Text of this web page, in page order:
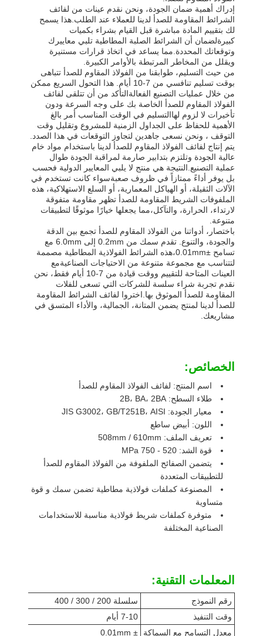
إدراك أهمية ضمان الجودة، ونحن نقدم عينات من لفائف
الشرائط المقاومة للصدأ لدينا للعملاء عند الطلب.هذا يسمح
لك بتقييم المادة مباشرة قبل القيام بشراء بكميات
كبيرةلضمان أن الشرائط الصلبة المطاطية تلبي معاييرك
وتوقعاتك المحددة.مما يساعد في اتخاذ قرارات مستنيرة
ويقلل من المخاطر المرتبطة بالأوامر الكبيرة.
من حيث التسليم، طوابقنا من الفولاذ المقاوم للصدأ تتباهى
بوقت تسليم تنافسي من 7-10 أيام. هذا التحول السريع ممكن
من خلال عمليات التصنيع الفعالةالتأكد من أن تتلقى لفائف
الفولاذ المقاوم للصدأ الخاصة بك على وجه السرعة ودون
تأخيرات لا لزوم لهاالتسليم في الوقت المناسب أمر بالغ
الأهمية للحفاظ على الجداول الزمنية للمشروع وتقليل وقت
التوقف ، ونحن نسعى جاهدين لتجاوز التوقعات في هذا الصدد.
يتم إنتاج لفائف الفولاذ المقاوم للصدأ لدينا باستخدام مواد خام
عالية الجودة وتلتزم بتدابير صارمة لمراقبة الجودة طوال
عملية التصنيع.النتيجة هي منتج لا يلبي المعايير الدولية فحسب
بل يوفر أداءً ممتازاً في ظروف صعبةسواء كانت تستخدم في
الآلات الثقيلة، أو الهياكل المعمارية، أو السلع الاستهلاكية، هذه
الملفوفات الشريط المقاومة للصدأ تظهر مقاومة متفوقة
لارتداء، الحرارة، والتآكل،مما يجعلها خيارًا موثوقًا لتطبيقات
متنوعة.
باختصار، أدواتنا من الفولاذ المقاوم للصدأ تجمع بين الدقة
والجودة، والتنوع. تقدم سمك من 0.2mm إلى 6.0mm مع
تسامح ±0.01mm،هذه الشرائط الفولاذية المطاطية مصممة
لتتناسب مع مجموعة متنوعة من الاحتياجات الصناعيةمع
العينات المتاحة للتقييم ووقت قيادة من 7-10 أيام فقط، نحن
نقدم تجربة شراء سلسة للشركات التي تسعى للفلات
المقاومة للصدأ الموثوق بها.اختروا لفائف الشرائط المقاومة
للصدأ لدينا لمنتج يضمن المتانة، الجمالية، والأداء المتسق في
مشاريعك.
الخصائص:
اسم المنتج: لفائف الفولاذ المقاوم للصدأ
طلاء السطح: 2B، BA، 2BA
معيار الجودة: JIS G3002، GB/T251B، AISI
اللون: أبيض ساطع
تعريف الملف: 508mm / 610mm
قوة الشد: 520 - 750 MPa
يتضمن الصفائح الملفوفة من الفولاذ المقاوم للصدأ
للتطبيقات المتعددة
المصنوعة كملفات فولاذية مطاطية تضمن سمك و قوة
متساوية
متوفرة كملفات شريط فولاذية مناسبة للاستخدامات
الصناعية المختلفة
المعلمات التقنية:
رقم النموذج
سلسلة 200 / 300 / 400
وقت التنفيذ
7-10 أيام
معدل التسامح مع السماكة
± 0.01mm